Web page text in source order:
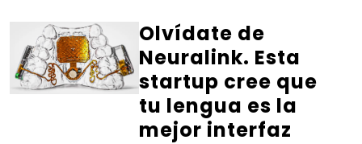
Olvídate de
Neuralink. Esta
startup cree que
tu lengua es la
mejor interfaz